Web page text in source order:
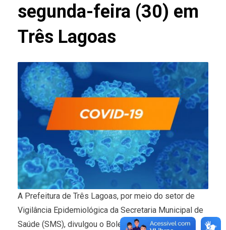
segunda-feira (30) em
Três Lagoas
A Prefeitura de Três Lagoas, por meio do setor de
Vigilância Epidemiológica da Secretaria Municipal de
Saúde (SMS), divulgou o Boletim Epidemiológico